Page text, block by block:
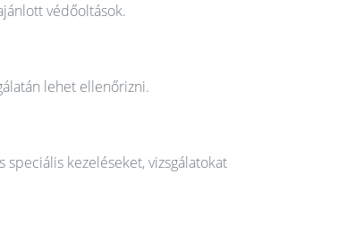
védőoltások.
lehet ellenőrizni.
kezeléseket, vizsgálatokat